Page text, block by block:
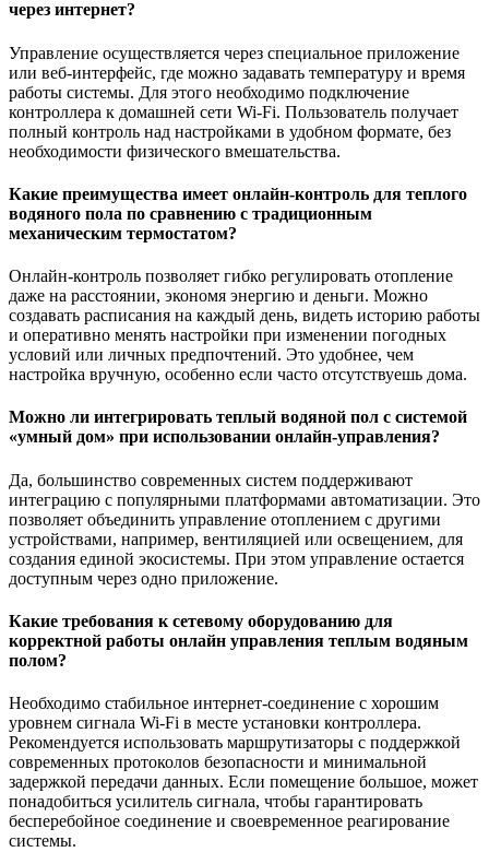
через интернет?
Управление осуществляется через специальное приложение
или веб-интерфейс, где можно задавать температуру и время
работы системы. Для этого необходимо подключение
контроллера к домашней сети Wi-Fi. Пользователь получает
полный контроль над настройками в удобном формате, без
необходимости физического вмешательства.
Какие преимущества имеет онлайн-контроль для теплого
водяного пола по сравнению с традиционным
механическим термостатом?
Онлайн-контроль позволяет гибко регулировать отопление
даже на расстоянии, экономя энергию и деньги. Можно
создавать расписания на каждый день, видеть историю работы
и оперативно менять настройки при изменении погодных
условий или личных предпочтений. Это удобнее, чем
настройка вручную, особенно если часто отсутствуешь дома.
Можно ли интегрировать теплый водяной пол с системой
«умный дом» при использовании онлайн-управления?
Да, большинство современных систем поддерживают
интеграцию с популярными платформами автоматизации. Это
позволяет объединить управление отоплением с другими
устройствами, например, вентиляцией или освещением, для
создания единой экосистемы. При этом управление остается
доступным через одно приложение.
Какие требования к сетевому оборудованию для
корректной работы онлайн управления теплым водяным
полом?
Необходимо стабильное интернет-соединение с хорошим
уровнем сигнала Wi-Fi в месте установки контроллера.
Рекомендуется использовать маршрутизаторы с поддержкой
современных протоколов безопасности и минимальной
задержкой передачи данных. Если помещение большое, может
понадобиться усилитель сигнала, чтобы гарантировать
бесперебойное соединение и своевременное реагирование
системы.